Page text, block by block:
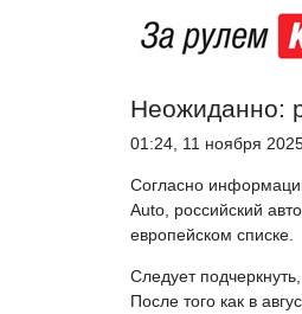
Неожиданно:
01:24, 11 ноября
Согласно
Auto, российский
европейском списке.
Следует
После того как в